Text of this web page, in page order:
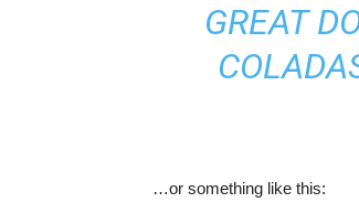
GREAT
…or something like this: